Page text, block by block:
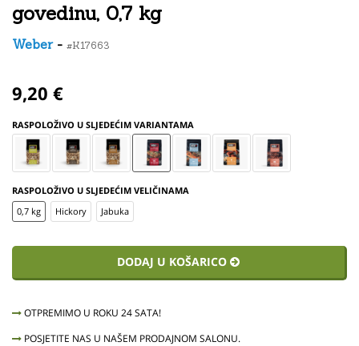
govedinu, 0,7 kg
Weber- #K17663
9,20 €
RASPOLOŽIVO U SLJEDEĆIM VARIANTAMA
RASPOLOŽIVO U SLJEDEĆIM VELIČINAMA
0,7 kg
Hickory Jabuka
DODAJ U KOŠARICO
OTPREMIMO U ROKU 24 SATA!
POSJETITE NAS U NAŠEM PRODAJNOM SALONU.